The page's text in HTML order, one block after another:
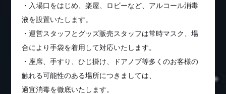
・入場口をはじめ、楽屋、ロビーなど、アルコール消毒
液を設置いたします。
・運営スタッフとグッズ販売スタッフは常時マスク、場
合により手袋を着用して対応いたします。
・座席、手すり、ひじ掛け、ドアノブ等多くのお客様の
触れる可能性のある場所につきましては、
適宜消毒を徹底いたします。